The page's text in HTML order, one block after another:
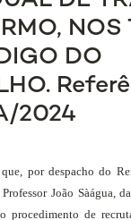
NOS
DO
2024
por despacho do
João Sàágua,
procedimento de